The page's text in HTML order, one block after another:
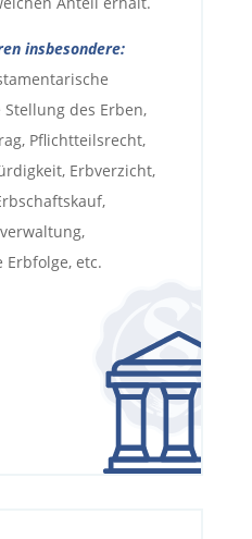
insbesondere:
des Erben,
Pflichtteilsrecht,
Erbverzicht,
Erbfolge, etc.